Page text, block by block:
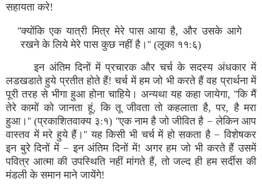
सहायता करे!
''क्योंकि एक यात्री मित्र मेरे पास आया है, और उसके आगे
रखने के लिये मेरे पास कुछ नहीं है।'' (लूका ११:६)
इन अंतिम दिनों में प्रचारक और चर्च के सदस्य अंधकार में
लडखडाते हुये प्रतीत होते हैं! चर्च में हम जो भी करते हैं वह प्रार्थना में
पूरी तरह से भीगा हुआ होना चाहिये। अन्यथा यह कहा जायेगा, ''कि मैं
तेरे कामों को जानता हूं, कि तू जीवता तो कहलाता है, पर, है मरा
हुआ।'' (प्रकाशितवाक्य ३:१) ''एक नाम है जो जीवित है − लेकिन आप
वास्तव में मरे हुये हैं।'' यह किसी भी चर्च में हो सकता है − विशेषकर
इन बुरे दिनों में − इन अंतिम दिनों में! अगर हम जो भी करते हैं उसमें
पवित्र आत्मा की उपस्थिति नहीं मांगते हैं, तो जल्द ही हम सर्दीस की
मंडली के समान माने जायेंगे!